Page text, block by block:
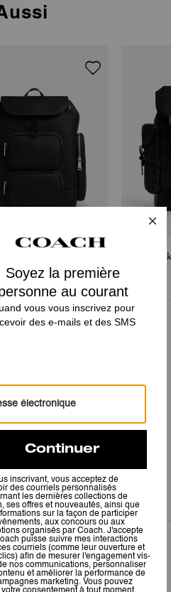
nos avis, cliquezici.